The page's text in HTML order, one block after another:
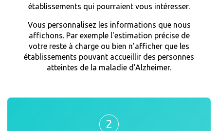
établissements qui pourraient vous intéresser.
Vous personnalisez les informations que nous
affichons. Par exemple l'estimation précise de
votre reste à charge ou bien n'afficher que les
établissements pouvant accueillir des personnes
atteintes de la maladie d'Alzheimer.
2